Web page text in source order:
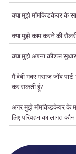
क्या मुझे मॉमकिडकेयर के
क्या मुझे काम करने की
क्या मुझे अपना कौशल
मैं बेबी मदर मसाज जॉब
कर सकती हूं?
अगर मुझे मॉमकिडकेयर के
लिए परिवहन का लागत कौन